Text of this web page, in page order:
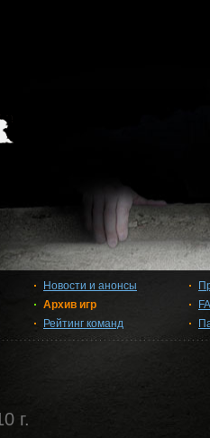
Новости и анонсы
Архив игр
Рейтинг команд
г.